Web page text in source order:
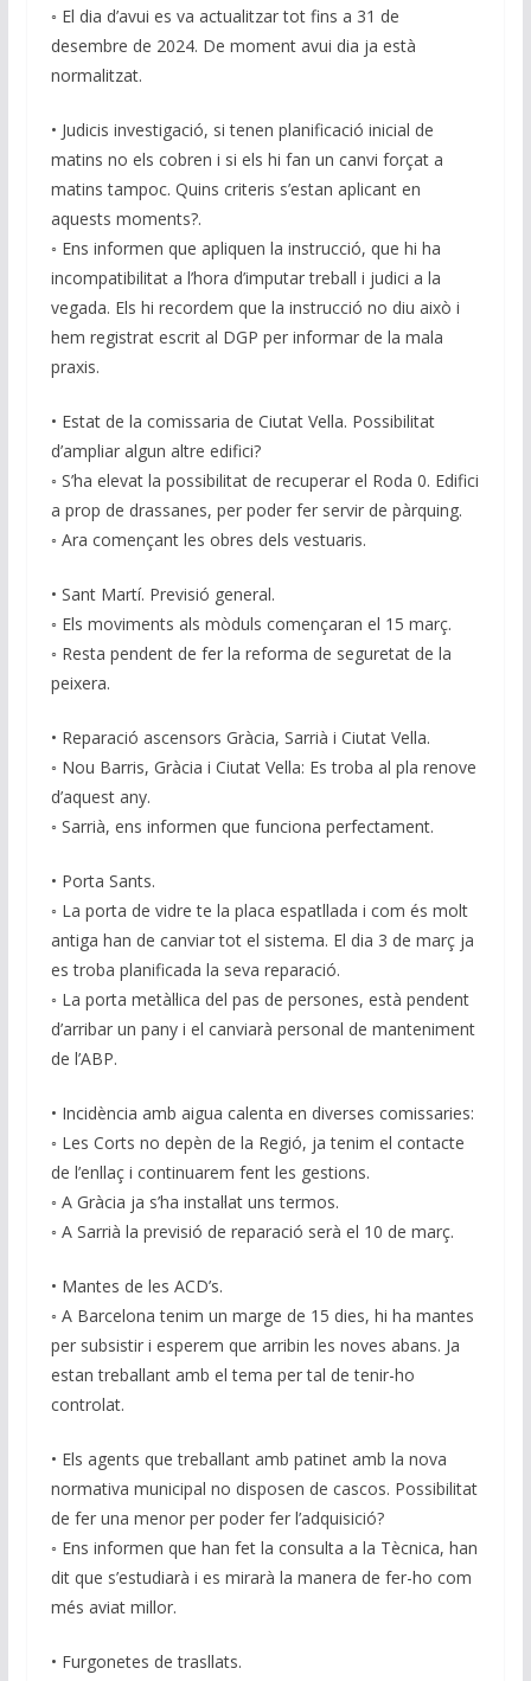
◦ El dia d’avui es va actualitzar tot fins a 31 de
desembre de 2024. De moment avui dia ja està
normalitzat.
• Judicis investigació, si tenen planificació inicial de
matins no els cobren i si els hi fan un canvi forçat a
matins tampoc. Quins criteris s’estan aplicant en
aquests moments?.
◦ Ens informen que apliquen la instrucció, que hi ha
incompatibilitat a l’hora d’imputar treball i judici a la
vegada. Els hi recordem que la instrucció no diu això i
hem registrat escrit al DGP per informar de la mala
praxis.
• Estat de la comissaria de Ciutat Vella. Possibilitat
d’ampliar algun altre edifici?
◦ S’ha elevat la possibilitat de recuperar el Roda 0. Edifici
a prop de drassanes, per poder fer servir de pàrquing.
◦ Ara començant les obres dels vestuaris.
• Sant Martí. Previsió general.
◦ Els moviments als mòduls començaran el 15 març.
◦ Resta pendent de fer la reforma de seguretat de la
peixera.
• Reparació ascensors Gràcia, Sarrià i Ciutat Vella.
◦ Nou Barris, Gràcia i Ciutat Vella: Es troba al pla renove
d’aquest any.
◦ Sarrià, ens informen que funciona perfectament.
• Porta Sants.
◦ La porta de vidre te la placa espatllada i com és molt
antiga han de canviar tot el sistema. El dia 3 de març ja
es troba planificada la seva reparació.
◦ La porta metàl·lica del pas de persones, està pendent
d’arribar un pany i el canviarà personal de manteniment
de l’ABP.
• Incidència amb aigua calenta en diverses comissaries:
◦ Les Corts no depèn de la Regió, ja tenim el contacte
de l’enllaç i continuarem fent les gestions.
◦ A Gràcia ja s’ha instal·lat uns termos.
◦ A Sarrià la previsió de reparació serà el 10 de març.
• Mantes de les ACD’s.
◦ A Barcelona tenim un marge de 15 dies, hi ha mantes
per subsistir i esperem que arribin les noves abans. Ja
estan treballant amb el tema per tal de tenir-ho
controlat.
• Els agents que treballant amb patinet amb la nova
normativa municipal no disposen de cascos. Possibilitat
de fer una menor per poder fer l’adquisició?
◦ Ens informen que han fet la consulta a la Tècnica, han
dit que s’estudiarà i es mirarà la manera de fer-ho com
més aviat millor.
• Furgonetes de trasllats.